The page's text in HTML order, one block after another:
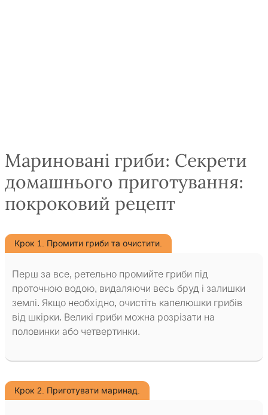
Мариновані гриби: Секрети
домашнього приготування:
покроковий рецепт
Крок 1. Промити гриби та очистити.
Перш за все, ретельно промийте гриби під
проточною водою, видаляючи весь бруд і залишки
землі. Якщо необхідно, очистіть капелюшки грибів
від шкірки. Великі гриби можна розрізати на
половинки або четвертинки.
Крок 2. Приготувати маринад.